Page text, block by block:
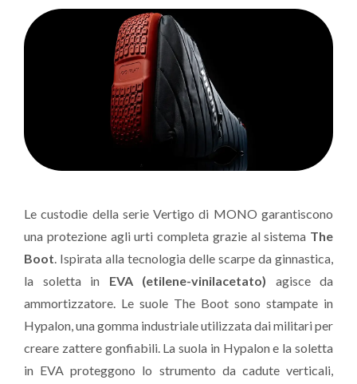
Le custodie della serie Vertigo di MONO garantiscono
una protezione agli urti completa grazie al sistema The
Boot. Ispirata alla tecnologia delle scarpe da ginnastica,
la soletta in EVA (etilene-vinilacetato) agisce da
ammortizzatore. Le suole The Boot sono stampate in
Hypalon, una gomma industriale utilizzata dai militari per
creare zattere gonfiabili. La suola in Hypalon e la soletta
in EVA proteggono lo strumento da cadute verticali,